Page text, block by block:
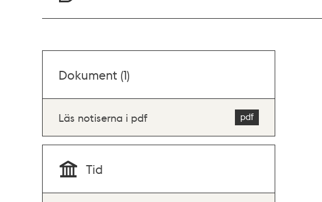
Dokument (1)
Läs notiserna i pdf
Tid